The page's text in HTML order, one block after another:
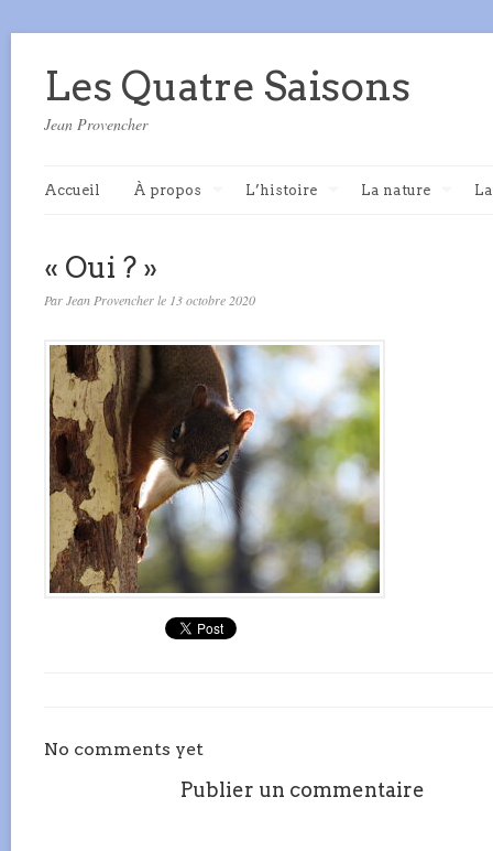
Les Quatre Saisons
Jean Provencher
Accueil À propos L’histoire La nature
« Oui ? »
Par Jean Provencher le 13 octobre 2020
No comments yet
Publier un commentaire